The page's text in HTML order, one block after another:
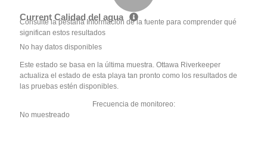
Current Calidad del agua
Consulte la pestaña Información de la fuente para comprender qué
significan estos resultados
No hay datos disponibles
Este estado se basa en la última muestra. Ottawa Riverkeeper
actualiza el estado de esta playa tan pronto como los resultados de
las pruebas estén disponibles.
Frecuencia de monitoreo:
No muestreado